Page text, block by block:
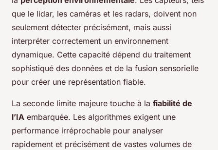
que le lidar, les caméras et les radars, doivent non
seulement détecter précisément, mais aussi
interpréter correctement un environnement
dynamique. Cette capacité dépend du traitement
sophistiqué des données et de la fusion sensorielle
pour créer une représentation fiable.
La seconde limite majeure touche à la fiabilité de
l’IA embarquée. Les algorithmes exigent une
performance irréprochable pour analyser
rapidement et précisément de vastes volumes de